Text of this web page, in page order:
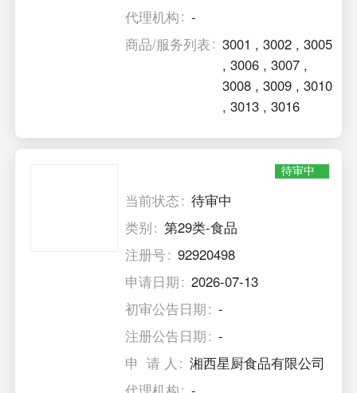
代理机构
-
商品/服务列表
3001 ,3002 ,3005
,3006 ,3007 ,
3008 ,3009 ,3010
,3013 ,3016
待审中
当前状态
待审中
类别
第29类-食品
注册号
92920498
申请日期
2026-07-13
初审公告日期
-
注册公告日期
-
申 请 人
湘西星厨食品有限公司